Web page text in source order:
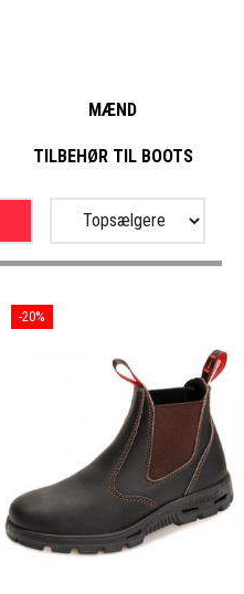
MÆND
TILBEHØR TIL BOOTS
-20%